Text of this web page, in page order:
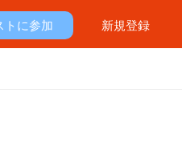
トに参加 新規登録